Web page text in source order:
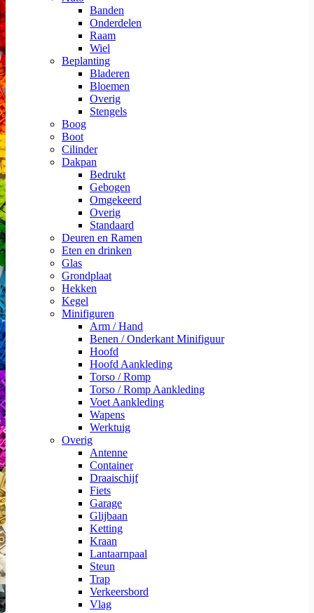
Banden
Onderdelen
Raam
Wiel
Beplanting
Bladeren
Bloemen
Overig
Stengels
Boog
Boot
Cilinder
Dakpan
Bedrukt
Gebogen
Omgekeerd
Overig
Standaard
Deuren en Ramen
Eten en drinken
Glas
Grondplaat
Hekken
Kegel
Minifiguren
Arm / Hand
Benen / Onderkant Minifiguur
Hoofd
Hoofd Aankleding
Torso / Romp
Torso / Romp Aankleding
Voet Aankleding
Wapens
Werktuig
Overig
Antenne
Container
Draaischijf
Fiets
Garage
Glijbaan
Ketting
Kraan
Lantaarnpaal
Steun
Trap
Verkeersbord
Vlag